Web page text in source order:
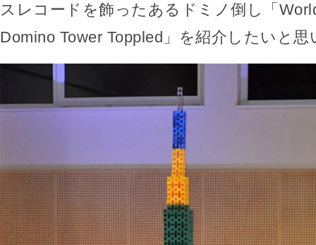
スレコードを飾ったあるドミノ倒し「
Domino Tower Toppled」を紹介したいと思